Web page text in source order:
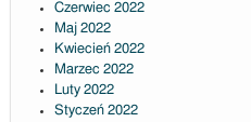
Czerwiec 2022
Maj 2022
Kwiecień 2022
Marzec 2022
Luty 2022
Styczeń 2022